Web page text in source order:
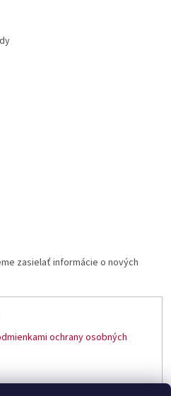
zasielať informácie o nových
ochrany osobných